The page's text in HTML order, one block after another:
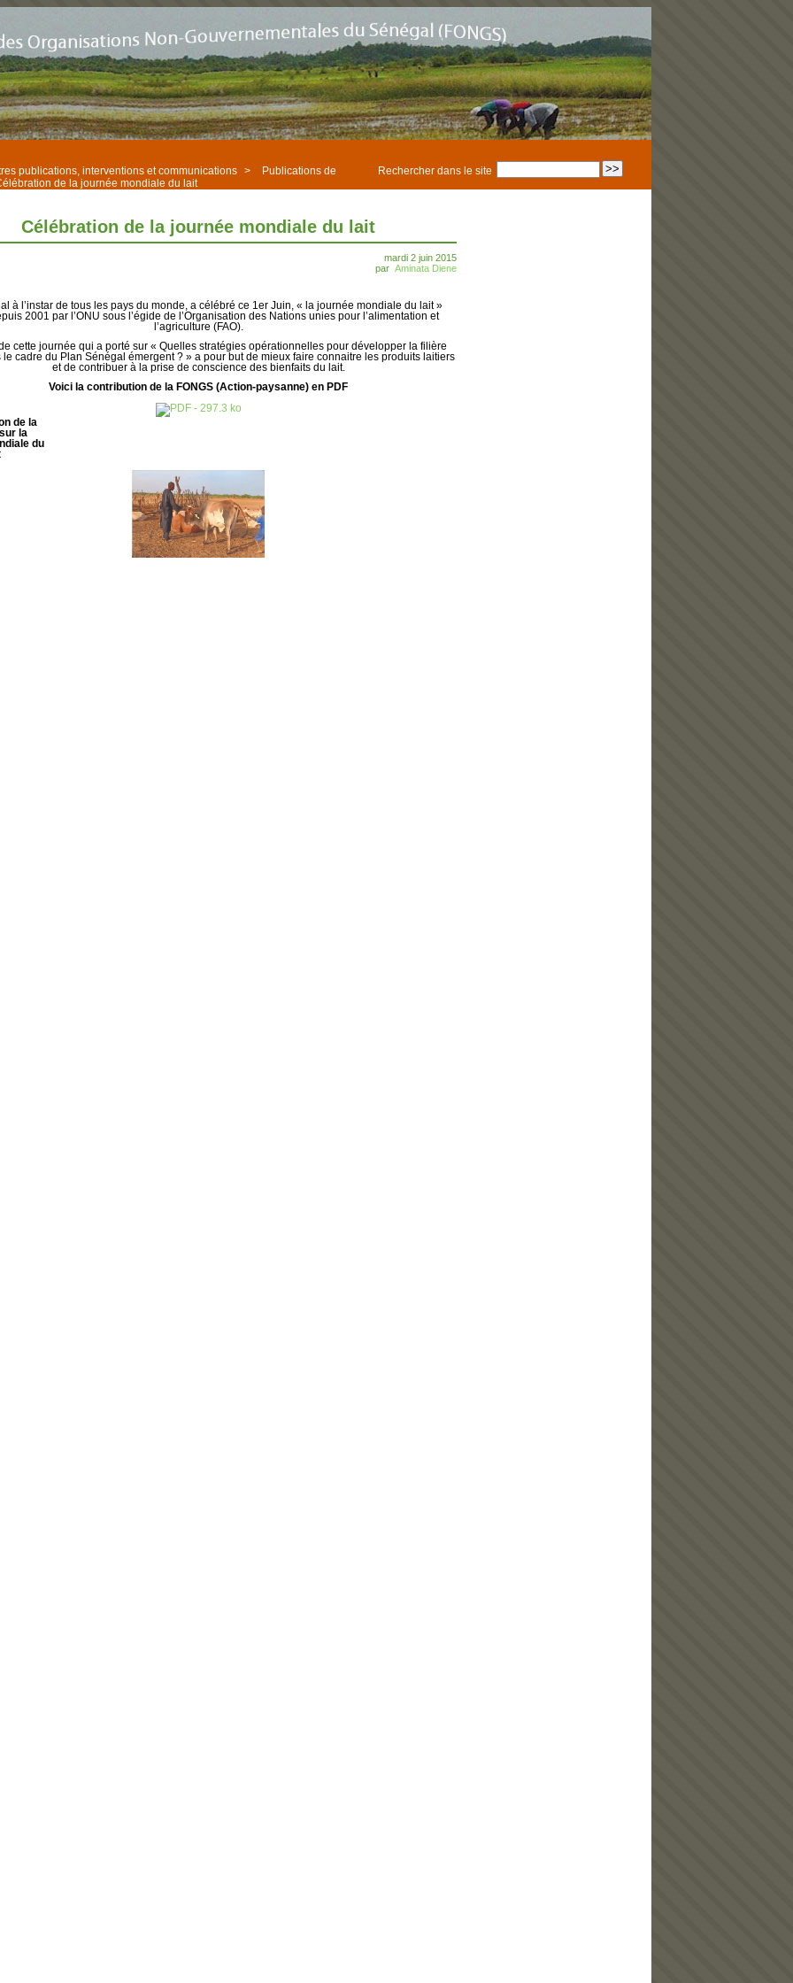
Rechercher dans le site
publications, interventions et communications >
Publications de
de la journée mondiale du lait
Célébration de la journée mondiale du lait
mardi 2 juin 2015
par Aminata Diene
à l’instar de tous les pays du monde, a célébré ce 1er Juin, « la journée mondiale du lait »
2001 par l’ONU sous l’égide de l’Organisation des Nations unies pour l’alimentation et
l’agriculture (FAO).
cette journée qui a porté sur « Quelles stratégies opérationnelles pour développer la filière
le cadre du Plan Sénégal émergent ? » a pour but de mieux faire connaitre les produits laitiers
et de contribuer à la prise de conscience des bienfaits du lait.
Voici la contribution de la FONGS (Action-paysanne) en PDF
de la
la
du